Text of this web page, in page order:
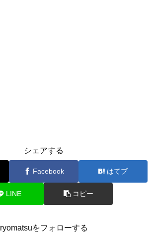
シェアする
Facebook はてブ
LINE コピー
ryomatsuをフォローする